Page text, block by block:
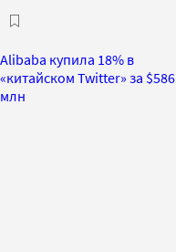
Alibaba купила 18% в
«китайском Twitter» за $586
млн